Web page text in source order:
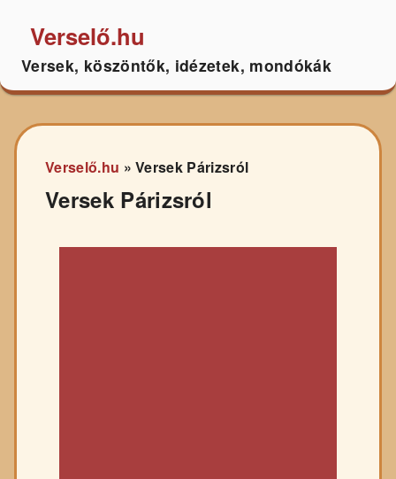
Verselő.hu
Versek, köszöntők, idézetek, mondókák
Verselő.hu »Versek Párizsról
Versek Párizsról